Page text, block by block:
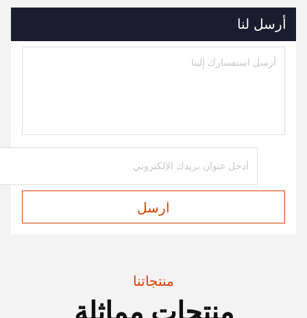
أرسل لنا
ارسل
منتجاتنا
منتجات مماثلة